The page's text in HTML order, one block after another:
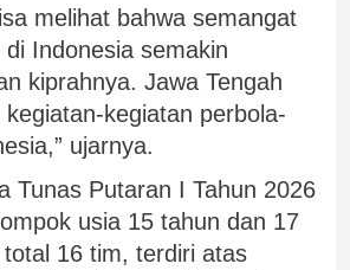
melihat bahwa semangat
Indonesia semakin
kiprahnya. Jawa Tengah
kegiatan perbola-
ujarnya.
Tunas Putaran I Tahun 2026
usia 15 tahun dan 17
16 tim, terdiri atas